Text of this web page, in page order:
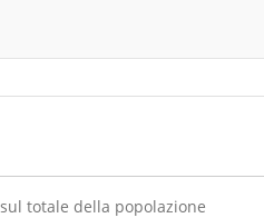
totale della popolazione